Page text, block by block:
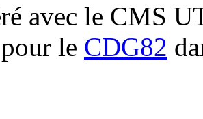
avec le CMS
pour le CDG82